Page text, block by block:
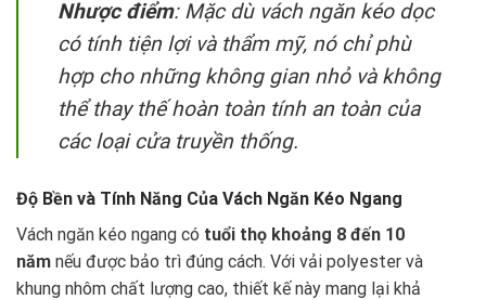
Nhược điểm: Mặc dù vách ngăn kéo dọc
có tính tiện lợi và thẩm mỹ, nó chỉ phù
hợp cho những không gian nhỏ và không
thể thay thế hoàn toàn tính an toàn của
các loại cửa truyền thống.
Độ Bền và Tính Năng Của Vách Ngăn Kéo Ngang
Vách ngăn kéo ngang có tuổi thọ khoảng 8 đến 10
năm nếu được bảo trì đúng cách. Với vải polyester và
khung nhôm chất lượng cao, thiết kế này mang lại khả